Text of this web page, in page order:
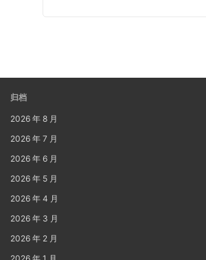
归档
2026 年 8 月
2026 年 7 月
2026 年 6 月
2026 年 5 月
2026 年 4 月
2026 年 3 月
2026 年 2 月